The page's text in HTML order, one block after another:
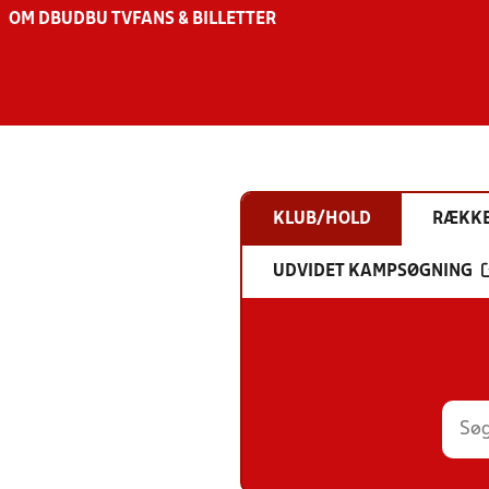
OM DBU DBU TV FANS & BILLETTER
KLUB/HOLD
UDVIDET KAMPSØGNING